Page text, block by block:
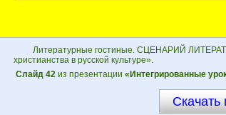
Литературные гостиные. СЦЕНАРИЙ
христианства в русской культуре».
Слайд 42из презентации «Интегрированные
Скачать